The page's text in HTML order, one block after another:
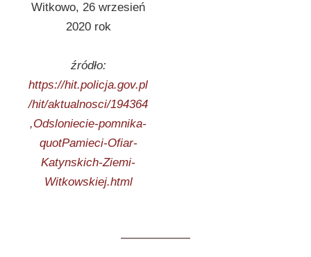
Witkowo, 26 wrzesień
2020 rok
źródło:
https://hit.policja.gov.pl
/hit/aktualnosci/194364
,Odsloniecie-pomnika-
quotPamieci-Ofiar-
Katynskich-Ziemi-
Witkowskiej.html